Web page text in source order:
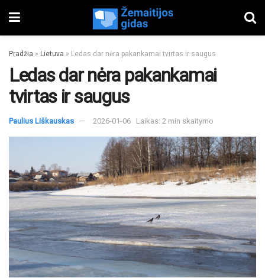
Pradžia » Lietuva » Ledas dar nėra pakankamai tvirtas ir saugus
Ledas dar nėra pakankamai
tvirtas ir saugus
Paulius Liškauskas 2026-01-06 Laikas: 2 min skaitymo